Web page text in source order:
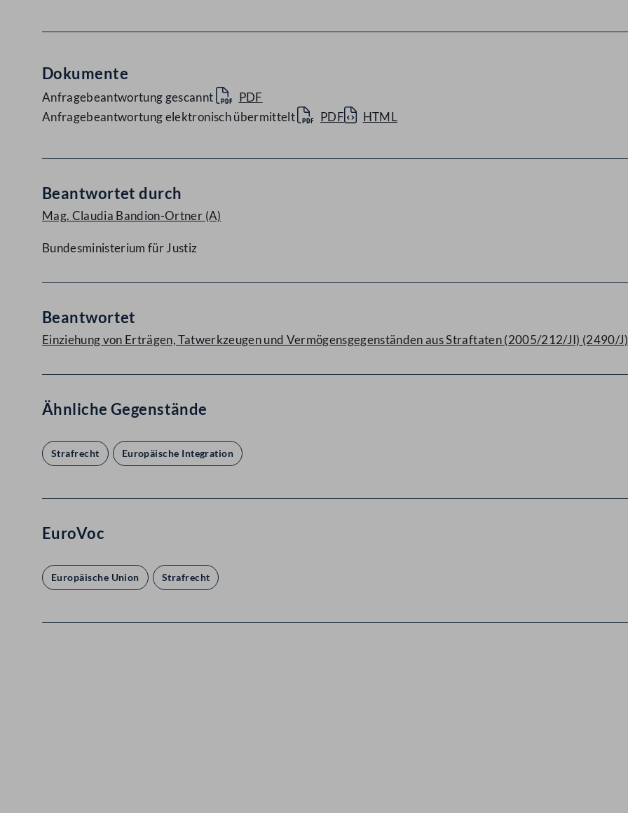
Dokumente
Anfragebeantwortung gescannt
PDF
Anfragebeantwortung elektronisch übermittelt
PDF HTML
Beantwortet durch
Mag. Claudia Bandion-Ortner (A)
Bundesministerium für Justiz
Beantwortet
Einziehung von Erträgen, Tatwerkzeugen und Vermögensgegenständen aus Straftaten (2005/212/JI) (2490/J)
Ähnliche Gegenstände
Strafrecht Europäische Integration
EuroVoc
Europäische Union Strafrecht